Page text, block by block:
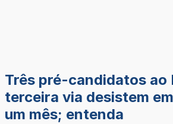
Três pré-candidatos ao
terceira via desistem
um mês; entenda